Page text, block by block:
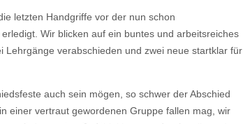
letzten Handgriffe vor der nun schon
Wir blicken auf ein buntes und arbeitsreiches
Lehrgänge verabschieden und zwei neue startklar für
auch sein mögen, so schwer der Abschied
einer vertraut gewordenen Gruppe fallen mag, wir